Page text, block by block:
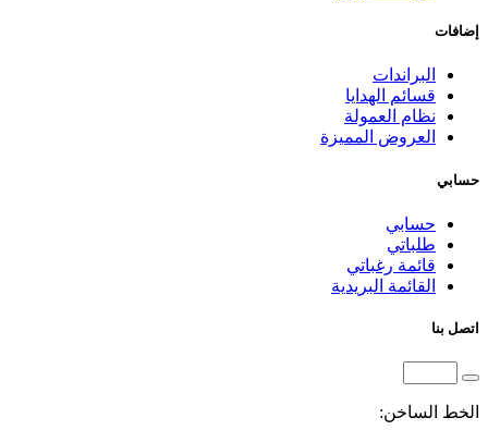
إضافات
البراندات
قسائم الهدايا
نظام العمولة
العروض المميزة
حسابي
حسابي
طلباتي
قائمة رغباتي
القائمة البريدية
اتصل بنا
الخط الساخن: